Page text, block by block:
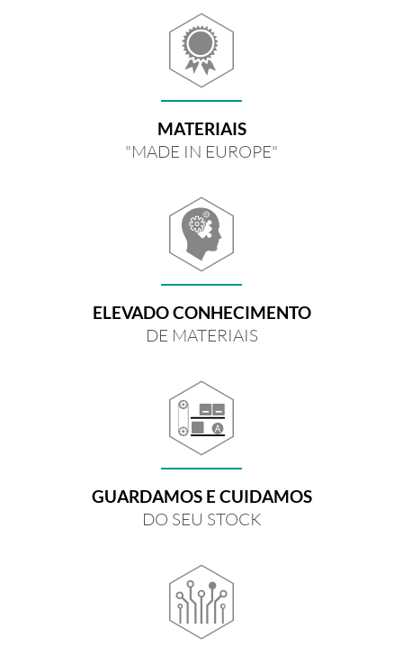
MATERIAIS
"MADE IN EUROPE"
ELEVADO CONHECIMENTO
DE MATERIAIS
GUARDAMOS E CUIDAMOS
DO SEU STOCK